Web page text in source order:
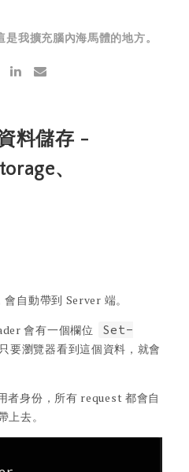
是我擴充腦內海馬體的地方。
料儲存 -
、
自動帶到 Server 端。
會有一個欄位
Set-
要瀏覽器看到這個資料，就會
者身份，所有 request 都會自
去。